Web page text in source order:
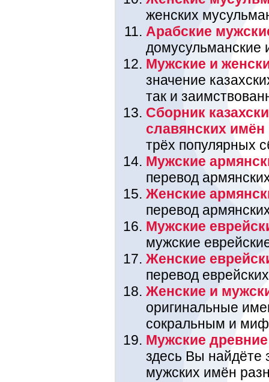
женских
Арабские
домусульманские
Мужские и
значение
так и
Сборник
славянских имён
трёх популярных
Мужские
перевод
Женские
перевод
Мужские
мужские
Женские
перевод
Женские и
оригинальные
сокральным и
Мужские
здесь Вы найдёте
мужских имён